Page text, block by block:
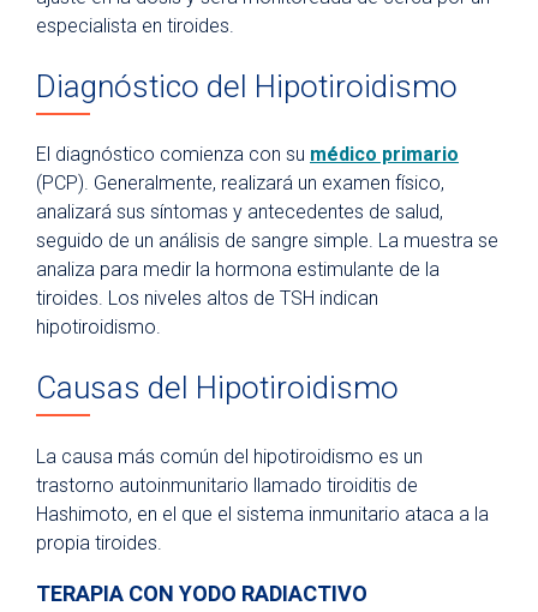
especialista en tiroides.
Diagnóstico del Hipotiroidismo
El diagnóstico comienza con su médico primario
(PCP). Generalmente, realizará un examen físico,
analizará sus síntomas y antecedentes de salud,
seguido de un análisis de sangre simple. La muestra se
analiza para medir la hormona estimulante de la
tiroides. Los niveles altos de TSH indican
hipotiroidismo.
Causas del Hipotiroidismo
La causa más común del hipotiroidismo es un
trastorno autoinmunitario llamado tiroiditis de
Hashimoto, en el que el sistema inmunitario ataca a la
propia tiroides.
TERAPIA CON YODO RADIACTIVO